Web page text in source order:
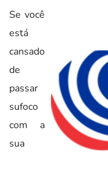
Se você
está
cansado
de
passar
sufoco
com a
sua